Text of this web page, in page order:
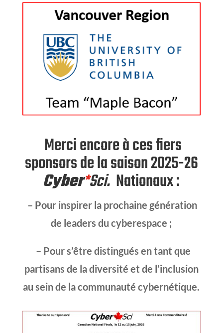
Merci encore à ces fiers
sponsors de la saison 2025-26
Cyber*Sci. Nationaux :
– Pour inspirer la prochaine génération
de leaders du cyberespace ;
– Pour s’être distingués en tant que
partisans de la diversité et de l’inclusion
au sein de la communauté cybernétique.